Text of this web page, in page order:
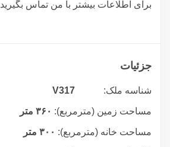
برای اطلاعات بیشتر با من تماس بگیرید
جزئیات
شناسه ملک: V317
مساحت زمین (مترمربع): ۳۶۰ متر
مساحت خانه (مترمربع): ۳۰۰ متر